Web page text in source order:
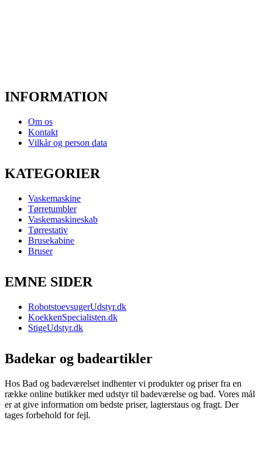
INFORMATION
Om os
Kontakt
Vilkår og person data
KATEGORIER
Vaskemaskine
Tørretumbler
Vaskemaskineskab
Tørrestativ
Brusekabine
Bruser
EMNE SIDER
RobotstoevsugerUdstyr.dk
KoekkenSpecialisten.dk
StigeUdstyr.dk
Badekar og badeartikler
Hos Bad og badeværelset indhenter vi produkter og priser fra en
række online butikker med udstyr til badeværelse og bad. Vores mål
er at give information om bedste priser, lagterstaus og fragt. Der
tages forbehold for fejl.